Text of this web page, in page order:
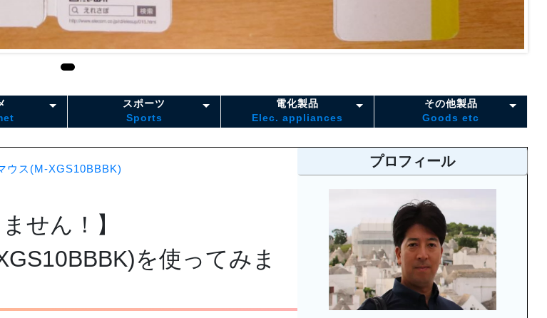
スポーツ
Sports
電化製品
Elec. appliances
その他製品
Goods etc
ウス(M-XGS10BBBK)
せん！】
を使ってみま
プロフィール